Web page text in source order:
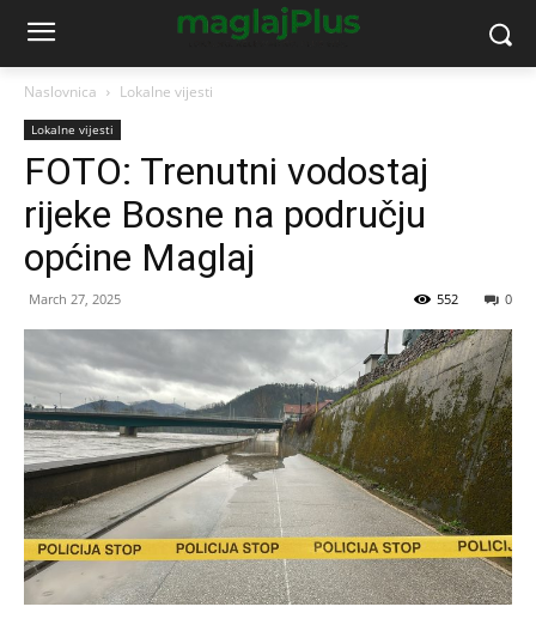
Naslovnica Lokalne vijesti
Lokalne vijesti
FOTO: Trenutni vodostaj
rijeke Bosne na području
općine Maglaj
March 27, 2025 0
552